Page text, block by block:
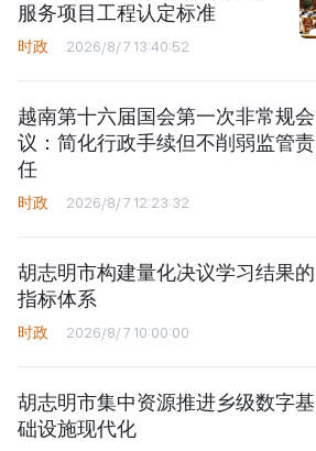
服务项目工程认定标准
时政 2026/8/7 13:40:52
越南第十六届国会第一次非常规会
议：简化行政手续但不削弱监管责
任
时政 2026/8/7 12:23:32
胡志明市构建量化决议学习结果的
指标体系
时政 2026/8/7 10:00:00
胡志明市集中资源推进乡级数字基
础设施现代化